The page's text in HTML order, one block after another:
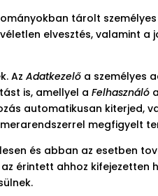
tárolt
elvesztés, valamint
AzAdatkezelő a személyes
is, amellyel aFelhasználó
automatikusan kiterjed,
megfigyelt
és abban az esetben
érintett ahhoz kifejezetten